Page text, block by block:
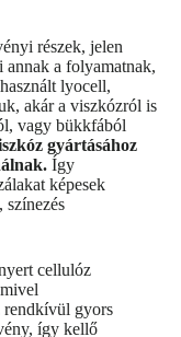
részek, jelen
annak a folyamatnak,
lyocell,
akár a viszkózról is
vagy bükkfából
gyártásához
Így
képesek
színezés
cellulóz
rendkívül gyors
így kellő